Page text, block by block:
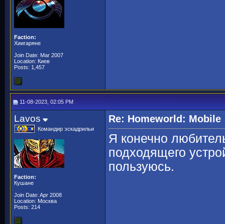
Faction:
Хиигаряне
Join Date: Mar 2007
Location: Киев
Posts: 1,457
11-08-2023, 02:05 PM
Lavos
Командир эскадрильи
Faction:
Кушане
Join Date: Apr 2008
Location: Москва
Posts: 214
Re: Homeworld: Mobile
Я конечно
подходящего
пользуюсь.